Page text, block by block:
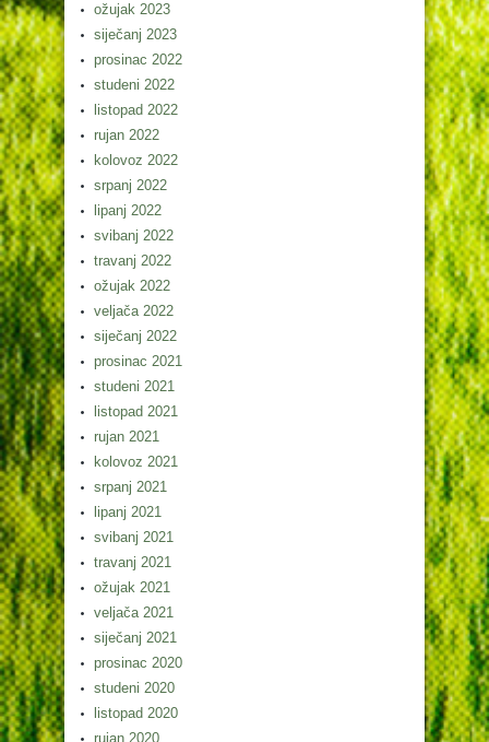
ožujak 2023
siječanj 2023
prosinac 2022
studeni 2022
listopad 2022
rujan 2022
kolovoz 2022
srpanj 2022
lipanj 2022
svibanj 2022
travanj 2022
ožujak 2022
veljača 2022
siječanj 2022
prosinac 2021
studeni 2021
listopad 2021
rujan 2021
kolovoz 2021
srpanj 2021
lipanj 2021
svibanj 2021
travanj 2021
ožujak 2021
veljača 2021
siječanj 2021
prosinac 2020
studeni 2020
listopad 2020
rujan 2020